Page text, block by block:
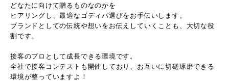
どなたに向けて贈るものなのかを
ヒアリングし、最適なゴディバ選びをお手伝いします。
ブランドとしての伝統や想いをお伝えしていくことも、大切な役
割です。
接客のプロとして成長できる環境です。
全社で接客コンテストも開催しており、お互いに切磋琢磨できる
環境が整っていますよ！